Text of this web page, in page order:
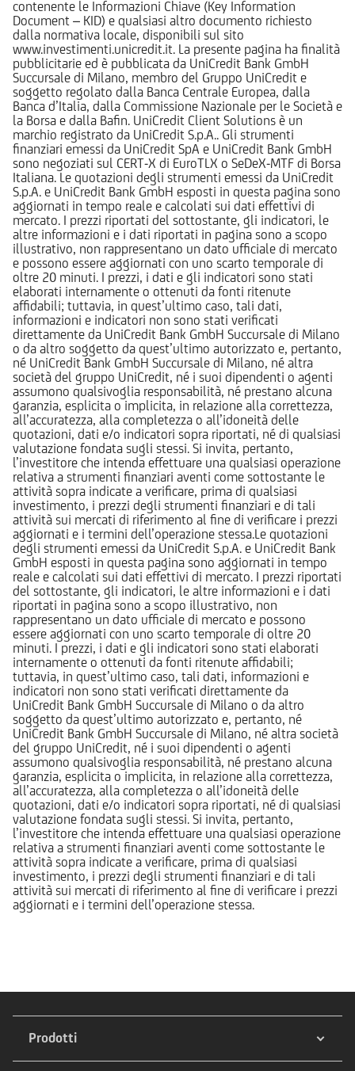
contenente le Informazioni Chiave (Key Information
Document – KID) e qualsiasi altro documento richiesto
dalla normativa locale, disponibili sul sito
www.investimenti.unicredit.it. La presente pagina ha finalità
pubblicitarie ed è pubblicata da UniCredit Bank GmbH
Succursale di Milano, membro del Gruppo UniCredit e
soggetto regolato dalla Banca Centrale Europea, dalla
Banca d’Italia, dalla Commissione Nazionale per le Società e
la Borsa e dalla Bafin. UniCredit Client Solutions è un
marchio registrato da UniCredit S.p.A.. Gli strumenti
finanziari emessi da UniCredit SpA e UniCredit Bank GmbH
sono negoziati sul CERT-X di EuroTLX o SeDeX-MTF di Borsa
Italiana. Le quotazioni degli strumenti emessi da UniCredit
S.p.A. e UniCredit Bank GmbH esposti in questa pagina sono
aggiornati in tempo reale e calcolati sui dati effettivi di
mercato. I prezzi riportati del sottostante, gli indicatori, le
altre informazioni e i dati riportati in pagina sono a scopo
illustrativo, non rappresentano un dato ufficiale di mercato
e possono essere aggiornati con uno scarto temporale di
oltre 20 minuti. I prezzi, i dati e gli indicatori sono stati
elaborati internamente o ottenuti da fonti ritenute
affidabili; tuttavia, in quest’ultimo caso, tali dati,
informazioni e indicatori non sono stati verificati
direttamente da UniCredit Bank GmbH Succursale di Milano
o da altro soggetto da quest’ultimo autorizzato e, pertanto,
né UniCredit Bank GmbH Succursale di Milano, né altra
società del gruppo UniCredit, né i suoi dipendenti o agenti
assumono qualsivoglia responsabilità, né prestano alcuna
garanzia, esplicita o implicita, in relazione alla correttezza,
all’accuratezza, alla completezza o all’idoneità delle
quotazioni, dati e/o indicatori sopra riportati, né di qualsiasi
valutazione fondata sugli stessi. Si invita, pertanto,
l’investitore che intenda effettuare una qualsiasi operazione
relativa a strumenti finanziari aventi come sottostante le
attività sopra indicate a verificare, prima di qualsiasi
investimento, i prezzi degli strumenti finanziari e di tali
attività sui mercati di riferimento al fine di verificare i prezzi
aggiornati e i termini dell’operazione stessa.Le quotazioni
degli strumenti emessi da UniCredit S.p.A. e UniCredit Bank
GmbH esposti in questa pagina sono aggiornati in tempo
reale e calcolati sui dati effettivi di mercato. I prezzi riportati
del sottostante, gli indicatori, le altre informazioni e i dati
riportati in pagina sono a scopo illustrativo, non
rappresentano un dato ufficiale di mercato e possono
essere aggiornati con uno scarto temporale di oltre 20
minuti. I prezzi, i dati e gli indicatori sono stati elaborati
internamente o ottenuti da fonti ritenute affidabili;
tuttavia, in quest’ultimo caso, tali dati, informazioni e
indicatori non sono stati verificati direttamente da
UniCredit Bank GmbH Succursale di Milano o da altro
soggetto da quest’ultimo autorizzato e, pertanto, né
UniCredit Bank GmbH Succursale di Milano, né altra società
del gruppo UniCredit, né i suoi dipendenti o agenti
assumono qualsivoglia responsabilità, né prestano alcuna
garanzia, esplicita o implicita, in relazione alla correttezza,
all’accuratezza, alla completezza o all’idoneità delle
quotazioni, dati e/o indicatori sopra riportati, né di qualsiasi
valutazione fondata sugli stessi. Si invita, pertanto,
l’investitore che intenda effettuare una qualsiasi operazione
relativa a strumenti finanziari aventi come sottostante le
attività sopra indicate a verificare, prima di qualsiasi
investimento, i prezzi degli strumenti finanziari e di tali
attività sui mercati di riferimento al fine di verificare i prezzi
aggiornati e i termini dell’operazione stessa.
Prodotti